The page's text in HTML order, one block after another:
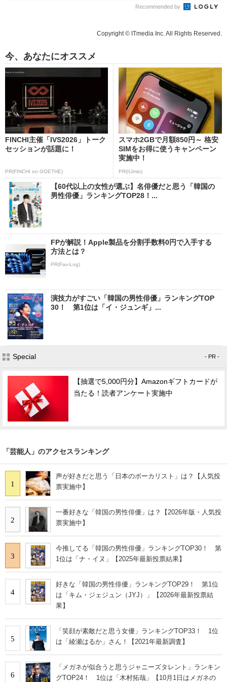
Recommended by
Copyright © ITmedia Inc. All Rights Reserved.
今、あなたにオススメ
FINCHI主催「IVS2026」トーク
セッションが話題に！
PR(FINCHI on GOETHE)
スマホ2GBで月額850円～ 格安
SIMをお得に使うキャンペーン
実施中！
PR(IIJmio)
【60代以上の女性が選ぶ】名俳優だと思う「韓国の
男性俳優」ランキングTOP28！...
FPが解説！Apple製品を分割手数料0円で入手する
方法とは？
PR(Fav-Log)
演技力がすごい「韓国の男性俳優」ランキングTOP
30！ 第1位は「イ・ジュンギ」...
Special - PR -
【抽選で5,000円分】Amazonギフトカードが
当たる！読者アンケート実施中
「芸能人」のアクセスランキング
1
声が好きだと思う「日本のボーカリスト」は？【人気投
票実施中】
2
一番好きな「韓国の男性俳優」は？【2026年版・人気投
票実施中】
3
今推してる「韓国の男性俳優」ランキングTOP30！ 第
1位は「ナ・イヌ」【2025年最新投票結果】
4
好きな「韓国の男性俳優」ランキングTOP29！ 第1位
は「キム・ジェジュン（JYJ）」【2026年最新投票結
果】
5
「笑顔が素敵だと思う女優」ランキングTOP33！ 1位
は「綾瀬はるか」さん！【2021年最新調査】
6
「メガネが似合うと思うジャニーズタレント」ランキン
グTOP24！ 1位は「木村拓哉」【10月1日はメガネの